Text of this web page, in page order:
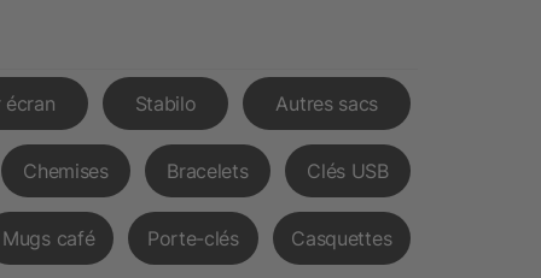
Stabilo Autres sacs
Chemises Bracelets Clés USB
Mugs café Porte-clés Casquettes